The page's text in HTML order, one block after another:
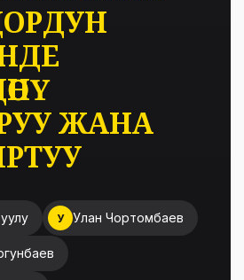
ЖАНА
У Улан Чортомбаев